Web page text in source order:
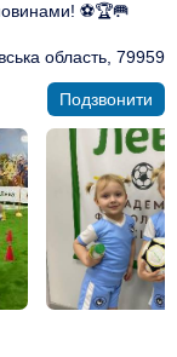
⚽🏆🥅
область, 79959
Подзвонити